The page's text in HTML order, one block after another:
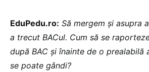
EduPedu.ro: Să mergem și asupra
a trecut BACul. Cum să se
după BAC și înainte de o prealabilă
se poate gândi?